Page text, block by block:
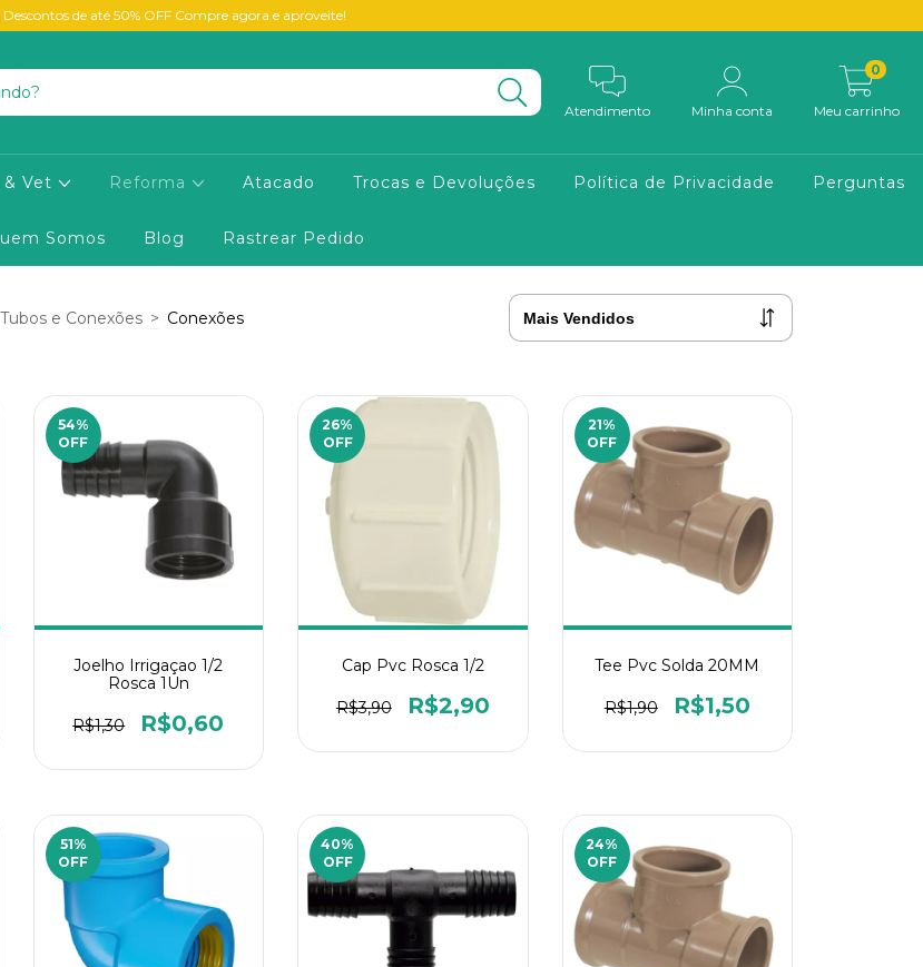
Descontos de até 50% OFF Compre agora e aproveite!
Atendimento Minha conta Meu carrinho
0
Vet Reforma Atacado Trocas e Devoluções Política de Privacidade Perguntas
Somos Blog Rastrear Pedido
Tubos e Conexões > Conexões
54%
OFF
Joelho Irrigaçao 1/2
Rosca 1Un
R$1,30 R$0,60
26%
OFF
Cap Pvc Rosca 1/2
R$3,90 R$2,90
21%
OFF
Tee Pvc Solda 20MM
R$1,90 R$1,50
51%
OFF
40%
OFF
24%
OFF